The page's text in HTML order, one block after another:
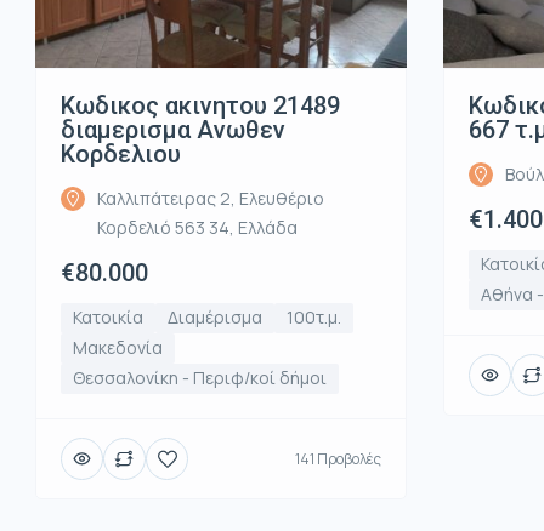
Κωδικος ακινητου 21489
διαμερισμα Ανωθεν
Κορδελιου
Καλλιπάτειρας 2, Ελευθέριο
Κορδελιό 563 34, Ελλάδα
€80.000
Κατοικία Διαμέρισμα
100τ.μ.
Μακεδονία
Θεσσαλονίκη - Περιφ/κοί δήμοι
141 Προβολές
667
Αθήνα